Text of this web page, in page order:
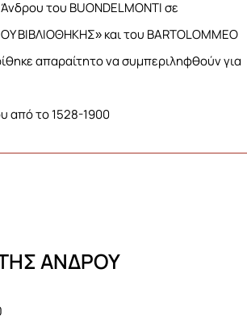
του BUONDELMONTI σε
ΒΙΒΛΙΟΘΗΚΗΣ» και του BARTOLOMMEO
απαραίτητο να συμπεριληφθούν για
από το 1528-1900
ΑΝΔΡΟΥ